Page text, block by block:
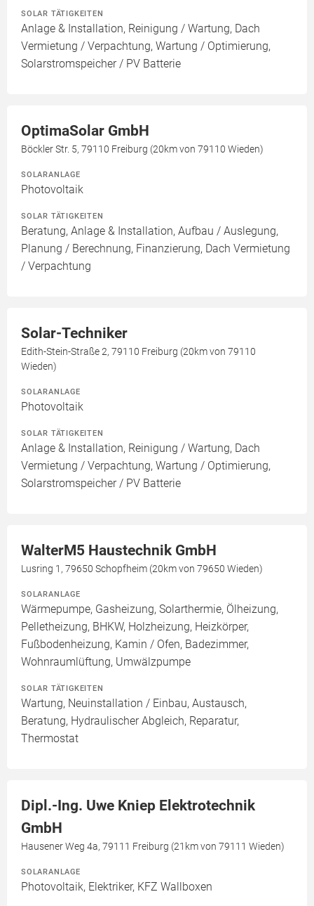
SOLAR TÄTIGKEITEN
Anlage & Installation, Reinigung / Wartung, Dach
Vermietung / Verpachtung, Wartung / Optimierung,
Solarstromspeicher / PV Batterie
OptimaSolar GmbH
Böckler Str. 5, 79110 Freiburg (20km von 79110 Wieden)
SOLARANLAGE
Photovoltaik
SOLAR TÄTIGKEITEN
Beratung, Anlage & Installation, Aufbau / Auslegung,
Planung / Berechnung, Finanzierung, Dach Vermietung
/ Verpachtung
Solar-Techniker
Edith-Stein-Straße 2, 79110 Freiburg (20km von 79110
Wieden)
SOLARANLAGE
Photovoltaik
SOLAR TÄTIGKEITEN
Anlage & Installation, Reinigung / Wartung, Dach
Vermietung / Verpachtung, Wartung / Optimierung,
Solarstromspeicher / PV Batterie
WalterM5 Haustechnik GmbH
Lusring 1, 79650 Schopfheim (20km von 79650 Wieden)
SOLARANLAGE
Wärmepumpe, Gasheizung, Solarthermie, Ölheizung,
Pelletheizung, BHKW, Holzheizung, Heizkörper,
Fußbodenheizung, Kamin / Ofen, Badezimmer,
Wohnraumlüftung, Umwälzpumpe
SOLAR TÄTIGKEITEN
Wartung, Neuinstallation / Einbau, Austausch,
Beratung, Hydraulischer Abgleich, Reparatur,
Thermostat
Dipl.-Ing. Uwe Kniep Elektrotechnik
GmbH
Hausener Weg 4a, 79111 Freiburg (21km von 79111 Wieden)
SOLARANLAGE
Photovoltaik, Elektriker, KFZ Wallboxen